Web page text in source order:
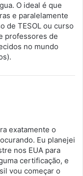
O ideal é que
e paralelamente
de TESOL ou curso
professores de
no mundo
exatamente o
Eu planejei
nos EUA para
certificação, e
vou começar o